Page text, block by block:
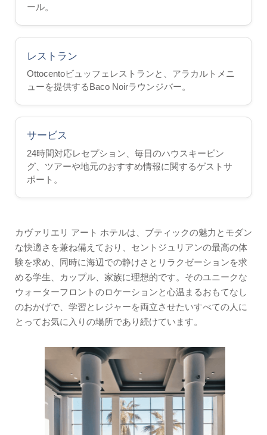
イベント
マルタの歴史
マルタの天気
ボートツアー
マルタに関する事実
ビデオ
写真
引用
ール。
レストラン
Ottocentoビュッフェレストランと、アラカルトメニ
ューを提供するBaco Noirラウンジバー。
サービス
24時間対応レセプション、毎日のハウスキーピン
グ、ツアーや地元のおすすめ情報に関するゲストサ
ポート。
カヴァリエリ アート ホテルは、ブティックの魅力とモダン
な快適さを兼ね備えており、セントジュリアンの最高の体
験を求め、同時に海辺での静けさとリラクゼーションを求
める学生、カップル、家族に理想的です。そのユニークな
ウォーターフロントのロケーションと心温まるおもてなし
のおかげで、学習とレジャーを両立させたいすべての人に
とってお気に入りの場所であり続けています。